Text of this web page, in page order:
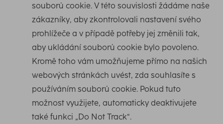
souborů cookie. V této souvislosti žádáme naše
zákazníky, aby zkontrolovali nastavení svého
prohlížeče a v případě potřeby jej změnili tak,
aby ukládání souborů cookie bylo povoleno.
Kromě toho vám umožňujeme přímo na našich
webových stránkách uvést, zda souhlasíte s
používáním souborů cookie. Pokud tuto
možnost využijete, automaticky deaktivujete
také funkci „Do Not Track“.